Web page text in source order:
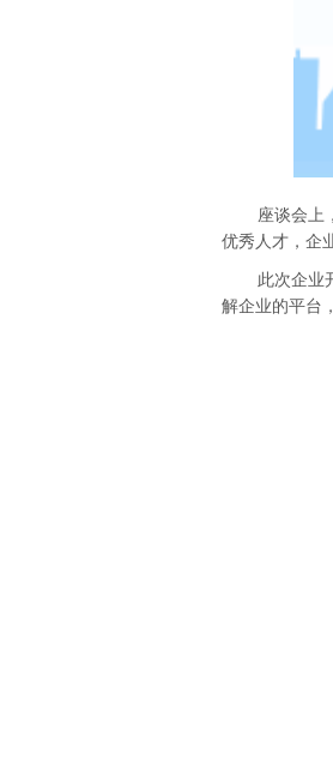
座谈会上
优秀人才，企
此次企业
解企业的平台